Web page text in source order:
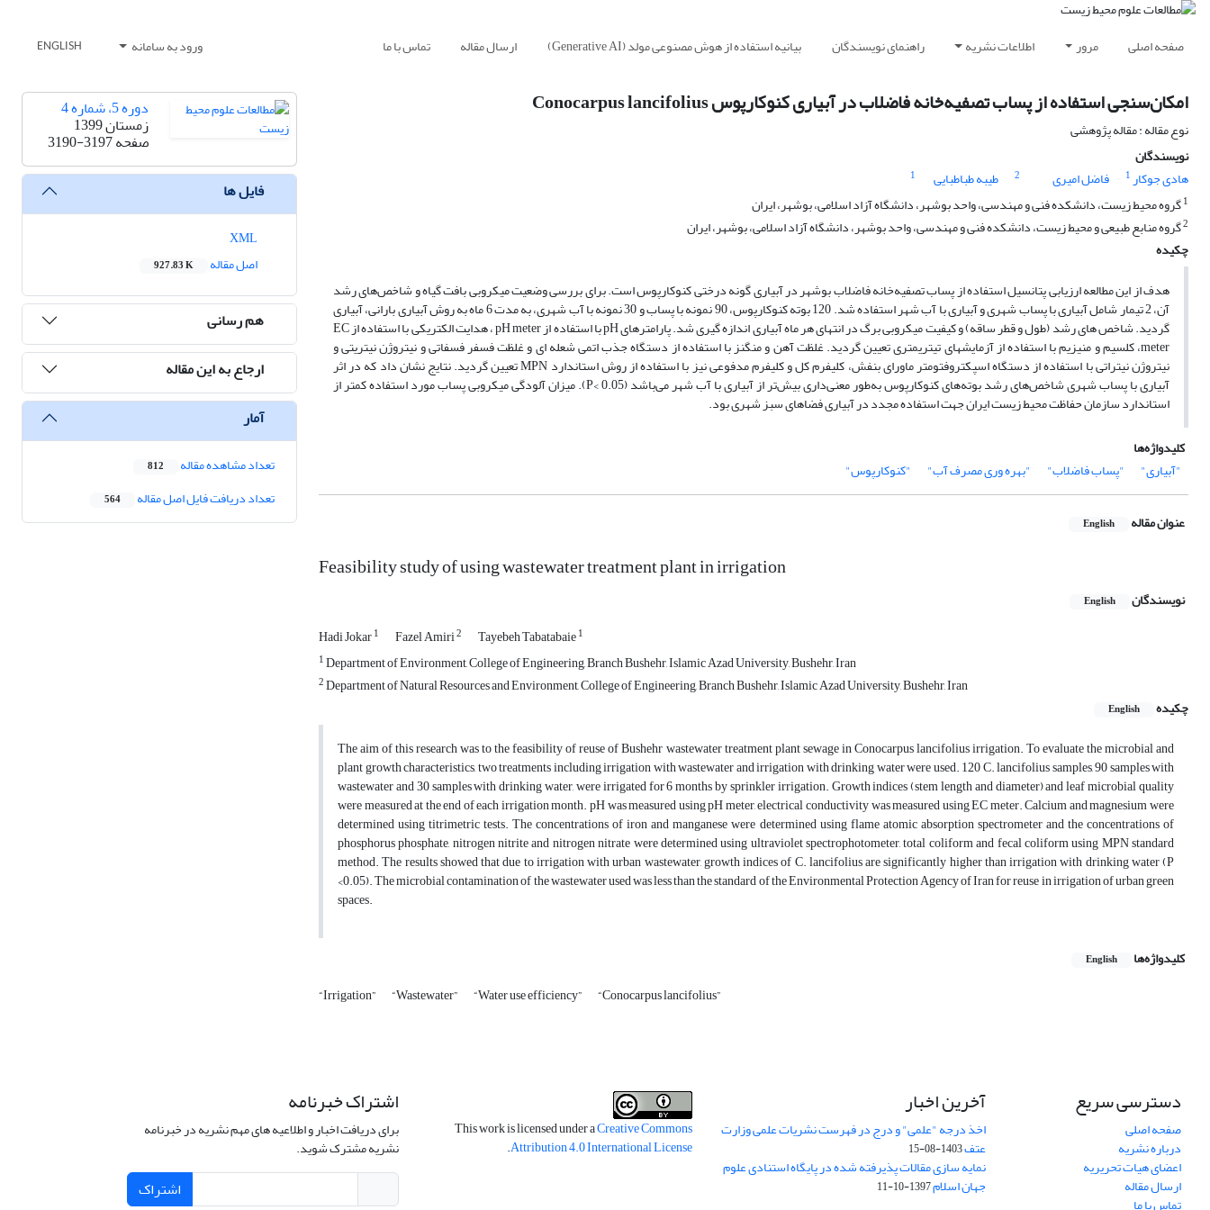
صفحه اصلی مرور اطلاعات نشریه راهنمای نویسندگان بیانیه استفاده از هوش مصنوعی مولد (Generative AI) ارسال مقاله تماس با ما ورود به سامانه ENGLISH
امکان‌سنجی استفاده از پساب تصفیه‌خانه فاضلاب در آبیاری کنوکارپوس Conocarpus lancifolius
نوع مقاله : مقاله پژوهشی
نویسندگان
هادی جوکار1 فاضل امیری 2 طیبه طباطبایی
1
1گروه محیط زیست، دانشکده فنی و مهندسی، واحد بوشهر، دانشگاه آزاد اسلامی، بوشهر، ایران
2گروه منابع طبیعی و محیط زیست، دانشکده فنی و مهندسی، واحد بوشهر، دانشگاه آزاد اسلامی، بوشهر، ایران
چکیده
هدف از این مطالعه ارزیابی پتانسیل استفاده از پساب تصفیه‌خانه فاضلاب بوشهر در آبیاری گونه درختی کنوکارپوس است. برای بررسی وضعیت میکروبی بافت گیاه و شاخص‌های رشد
آن، 2 تیمار شامل آبیاری با پساب شهری و آبیاری با آب شهر استفاده شد. 120 بوته کنوکارپوس، 90 نمونه با پساب و 30 نمونه با آب شهری، به مدت 6 ماه به روش آبیاری بارانی، آبیاری
گردید. شاخص های رشد (طول و قطر ساقه) و کیفیت میکروبی برگ در انتهای هر ماه آبیاری اندازه گیری شد. پارامترهای pH با استفاده از pH meter ، هدایت الکتریکی با استفاده از EC
meter، کلسیم و منیزیم با استفاده از آزمایشهای تیتریمتری تعیین گردید. غلظت آهن و منگنز با استفاده از دستگاه جذب اتمی شعله ای و غلظت فسفر فسفاتی و نیتروژن نیتریتی و
نیتروژن نیتراتی با استفاده از دستگاه اسپکتروفتومتر ماورای بنفش، کلیفرم کل و کلیفرم مدفوعی نیز با استفاده از روش استاندارد MPN تعیین گردید. نتایج نشان داد که در اثر
آبیاری با پساب شهری شاخص‌های رشد بوته‌های کنوکارپوس به‌طور معنی‌داری بیش‌تر از آبیاری با آب شهر می‌باشد (0.05 >P). میزان آلودگی میکروبی پساب مورد استفاده کمتر از
استاندارد سازمان حفاظت محیط زیست ایران جهت استفاده مجدد در آبیاری فضاهای سبز شهری بود.
کلیدواژه‌ها
"آبیاری"
"پساب فاضلاب" "بهره وری مصرف آب" "کنوکارپوس"
عنوان مقاله English
Feasibility study of using wastewater treatment plant in irrigation
نویسندگان English
Hadi Jokar1 Fazel Amiri2 Tayebeh Tabatabaie1
1Department of Environment, College of Engineering, Branch Bushehr, Islamic Azad University, Bushehr, Iran
2Department of Natural Resources and Environment, College of Engineering, Branch Bushehr, Islamic Azad University, Bushehr, Iran
چکیده
English
The aim of this research was to the feasibility of reuse of Bushehr wastewater treatment plant sewage in Conocarpus lancifolius irrigation. To evaluate the microbial and
plant growth characteristics, two treatments including irrigation with wastewater and irrigation with drinking water were used. 120 C. lancifolius samples, 90 samples with
wastewater and 30 samples with drinking water, were irrigated for 6 months by sprinkler irrigation. Growth indices (stem length and diameter) and leaf microbial quality
were measured at the end of each irrigation month. pH was measured using pH meter, electrical conductivity was measured using EC meter. Calcium and magnesium were
determined using titrimetric tests. The concentrations of iron and manganese were determined using flame atomic absorption spectrometer and the concentrations of
phosphorus phosphate, nitrogen nitrite and nitrogen nitrate were determined using ultraviolet spectrophotometer, total coliform and fecal coliform using MPN standard
method. The results showed that due to irrigation with urban wastewater, growth indices of C. lancifolius are significantly higher than irrigation with drinking water (P
<0.05). The microbial contamination of the wastewater used was less than the standard of the Environmental Protection Agency of Iran for reuse in irrigation of urban green
spaces.
کلیدواژه‌ها English
“Irrigation” “Wastewater” “Water use efficiency” “Conocarpus lancifolius”
دوره 5، شماره 4
زمستان 1399
صفحه3190-3197
فایل ها
اصل مقاله
927.83 K
هم رسانی
ارجاع به این مقاله
آمار
تعداد مشاهده مقاله 812
تعداد دریافت فایل اصل مقاله 564
دسترسی سریع
صفحه اصلی
درباره نشریه
اعضای هیات تحریریه
ارسال مقاله
آخرین اخبار
اخذ درجه "علمی" و درج در فهرست نشریات علمی وزارت
عتف1403-08-15
نمایه سازی مقالات پذیرفته شده در پایگاه استنادی علوم
جهان اسلام1397-10-11
This work is licensed under aCreative Commons
Attribution 4.0 International License
.
اشتراک خبرنامه
برای دریافت اخبار و اطلاعیه های مهم نشریه در خبرنامه
نشریه مشترک شوید.
اشتراک